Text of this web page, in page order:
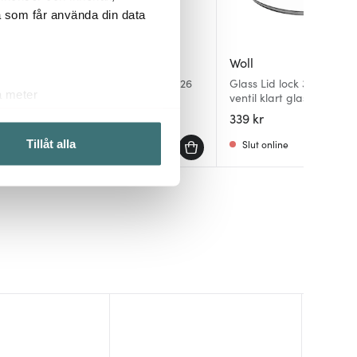
får använda din data
meter
Tillåt alla
Glass Lid fyrkantigt lock 26
369 kr
I lager
Woll
Glass Lid lock 30 cm
ventil klart glas
339 kr
Slut online